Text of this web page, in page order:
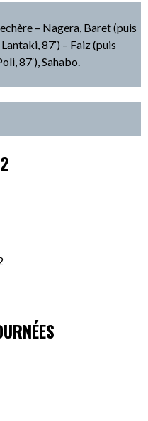
– Nagera, Baret (puis
87′) – Faiz (puis
87′), Sahabo.